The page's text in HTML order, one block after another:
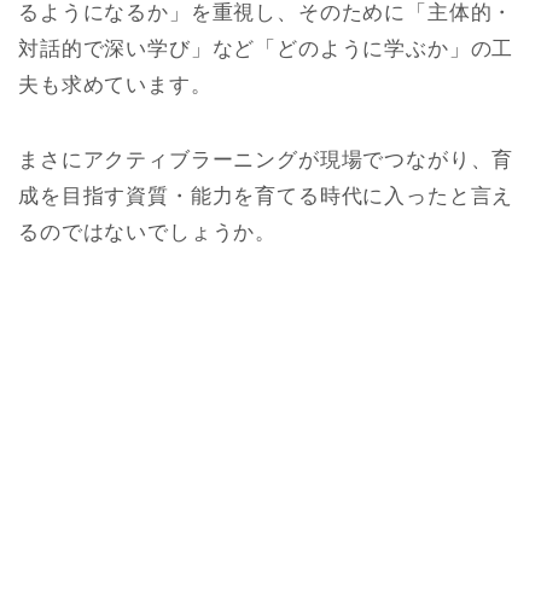
るようになるか」を重視し、そのために「主体的・
対話的で深い学び」など「どのように学ぶか」の工
夫も求めています。
まさにアクティブラーニングが現場でつながり、育
成を目指す資質・能力を育てる時代に入ったと言え
るのではないでしょうか。